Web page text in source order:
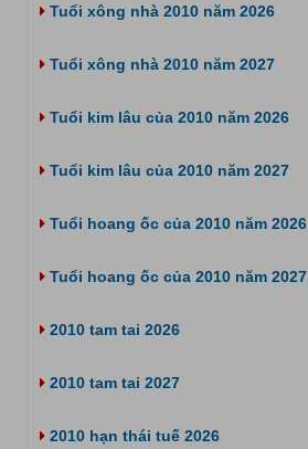
Tuổi xông nhà 2010 năm 2026
Tuổi xông nhà 2010 năm 2027
Tuổi kim lâu của 2010 năm 2026
Tuổi kim lâu của 2010 năm 2027
Tuổi hoang ốc của 2010 năm 2026
Tuổi hoang ốc của 2010 năm 2027
2010 tam tai 2026
2010 tam tai 2027
2010 hạn thái tuế 2026